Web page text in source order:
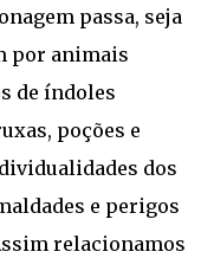
passa, seja
por animais
de índoles
poções e
dos
e perigos
relacionamos